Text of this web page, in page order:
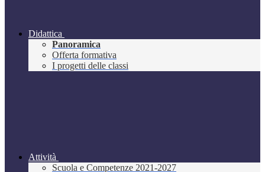
Didattica
Panoramica
Offerta formativa
I progetti delle classi
Attività
Scuola e Competenze 2021-2027